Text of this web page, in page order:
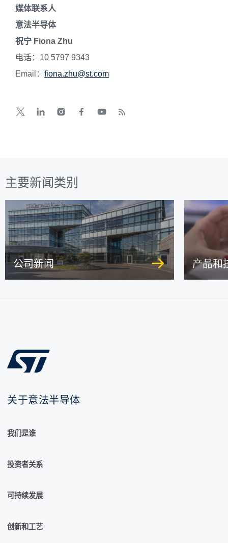
媒体联系人
意法半导体
祝宁 Fiona Zhu
电话：10 5797 9343
Email： fiona.zhu@st.com
主要新闻类别
公司新闻 产品和
关于意法半导体
我们是谁
投资者关系
可持续发展
创新和工艺